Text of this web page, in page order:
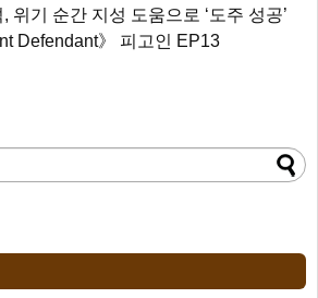
위기 순간 지성 도움으로 ‘도주 성공’
Defendant》 피고인 EP13